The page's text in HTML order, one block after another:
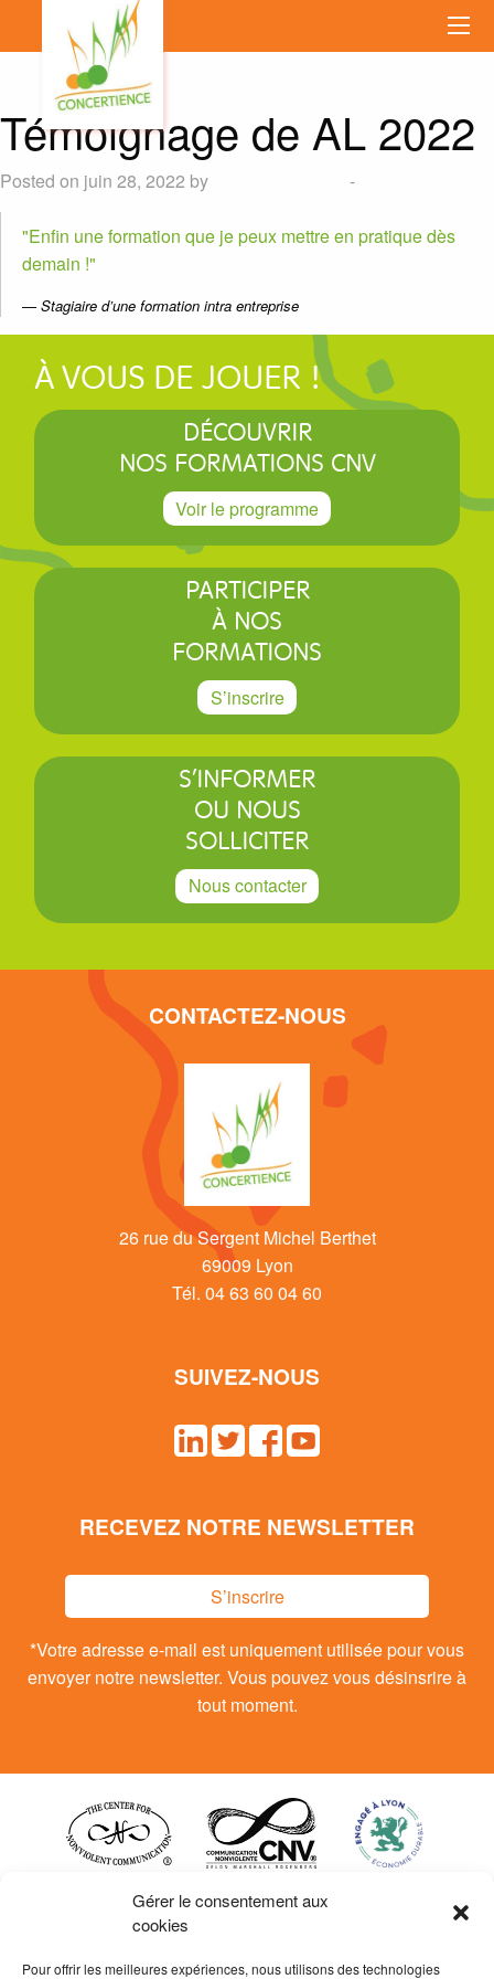
Gérer le consentement aux
cookies
Pour offrir les meilleures expériences, nous utilisons des technologies
Témoignage de AL 2022
Posted on juin 28, 2022 by -
Enfin une formation que je peux mettre en pratique dès
demain !
Stagiaire d’une formation intra entreprise
À VOUS DE JOUER !
DÉCOUVRIR
NOS FORMATIONS CNV
Voir le programme
PARTICIPER
À NOS
FORMATIONS
S’inscrire
S’INFORMER
OU NOUS
SOLLICITER
Nous contacter
CONTACTEZ-NOUS
26 rue du Sergent Michel Berthet
69009 Lyon
Tél. 04 63 60 04 60
SUIVEZ-NOUS
RECEVEZ NOTRE NEWSLETTER
S’inscrire
*Votre adresse e-mail est uniquement utilisée pour vous
envoyer notre newsletter. Vous pouvez vous désinsrire à
tout moment.